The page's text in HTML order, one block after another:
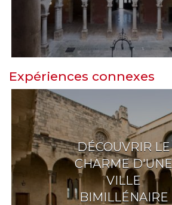
Expériences connexes
DÉCOUVRIR LE
CHARME D'UNE
VILLE
BIMILLÉNAIRE